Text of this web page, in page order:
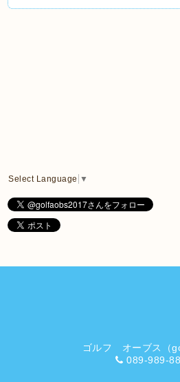
Select Language ▼
ゴルフ オーブス（
089-989-